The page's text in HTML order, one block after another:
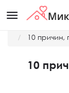
menu
10 причин,
10